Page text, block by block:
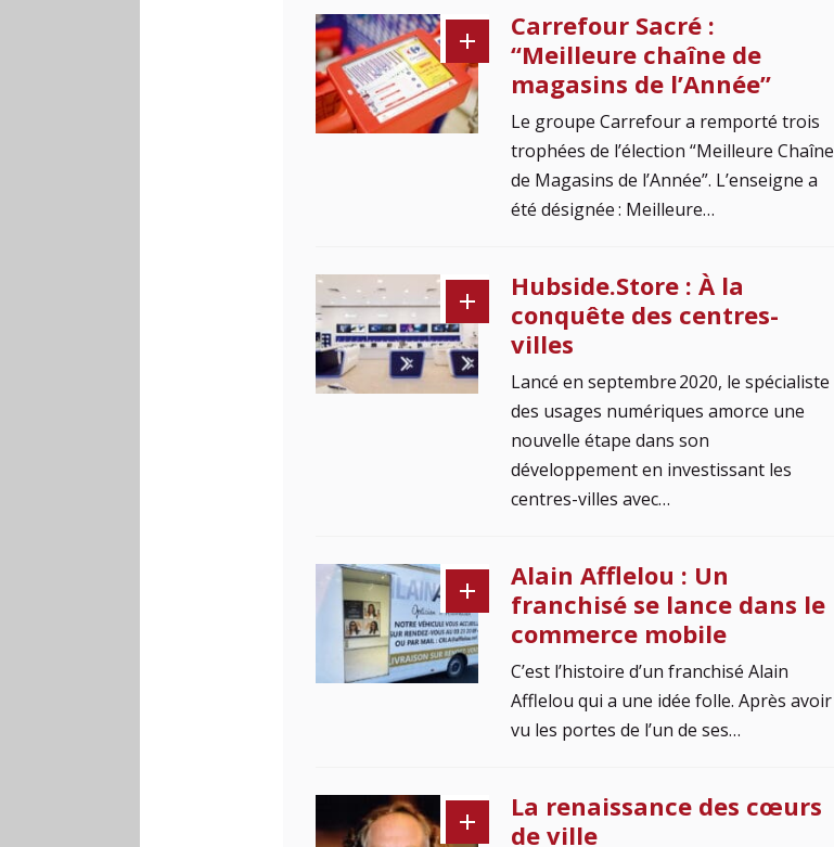
Carrefour Sacré :
“Meilleure chaîne de
magasins de l’Année”
Le groupe Carrefour a remporté trois
trophées de l’élection “Meilleure Chaîne
de Magasins de l’Année”. L’enseigne a
été désignée : Meilleure…
Hubside.Store : À la
conquête des centres-
villes
Lancé en septembre 2020, le spécialiste
des usages numériques amorce une
nouvelle étape dans son
développement en investissant les
centres-villes avec…
Alain Afflelou : Un
franchisé se lance dans le
commerce mobile
C’est l’histoire d’un franchisé Alain
Afflelou qui a une idée folle. Après avoir
vu les portes de l’un de ses…
La renaissance des cœurs
de ville